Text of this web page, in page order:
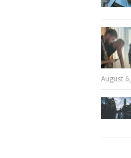
August